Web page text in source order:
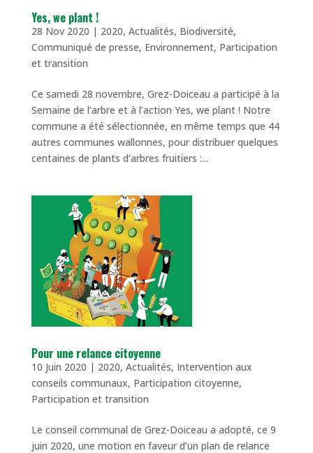
Yes, we plant !
28 Nov 2020 | 2020, Actualités, Biodiversité,
Communiqué de presse, Environnement, Participation
et transition
Ce samedi 28 novembre, Grez-Doiceau a participé à la
Semaine de l’arbre et à l’action Yes, we plant ! Notre
commune a été sélectionnée, en même temps que 44
autres communes wallonnes, pour distribuer quelques
centaines de plants d’arbres fruitiers :...
Pour une relance citoyenne
10 Juin 2020 | 2020, Actualités, Intervention aux
conseils communaux, Participation citoyenne,
Participation et transition
Le conseil communal de Grez-Doiceau a adopté, ce 9
juin 2020, une motion en faveur d’un plan de relance